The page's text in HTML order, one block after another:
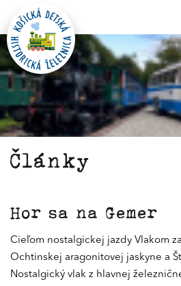
Články
Hor sa na Gemer
Cieľom nostalgickej jazdy Vlakom
Ochtinskej aragonitovej jaskyne a
Nostalgický vlak z hlavnej